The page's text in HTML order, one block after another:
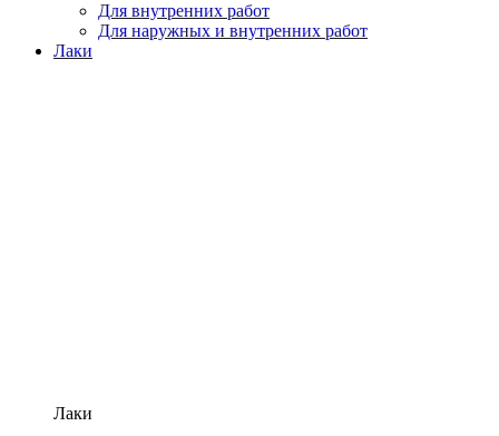
Для внутренних работ
Для наружных и внутренних работ
Лаки
Лаки